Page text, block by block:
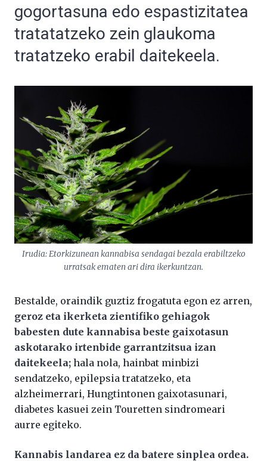
gogortasuna edo espastizitatea
tratatatzeko zein glaukoma
tratatzeko erabil daitekeela.
Irudia: Etorkizunean kannabisa sendagai bezala erabiltzeko
urratsak ematen ari dira ikerkuntzan.
Bestalde, oraindik guztiz frogatuta egon ez arren,
geroz eta ikerketa zientifiko gehiagok
babesten dute kannabisa beste gaixotasun
askotarako irtenbide garrantzitsua izan
daitekeela; hala nola, hainbat minbizi
sendatzeko, epilepsia tratatzeko, eta
alzheimerrari, Hungtintonen gaixotasunari,
diabetes kasuei zein Touretten sindromeari
aurre egiteko.
Kannabis landarea ez da batere sinplea ordea.